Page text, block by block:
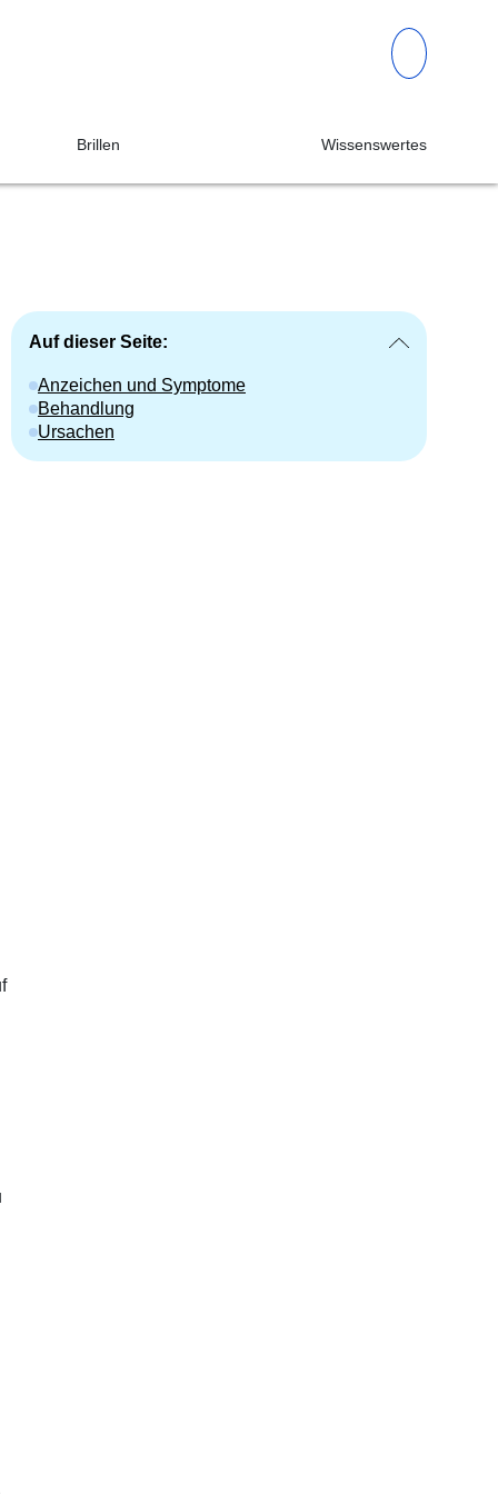
Brillen Wissenswertes
Auf dieser Seite:
Anzeichen und Symptome
Behandlung
Ursachen